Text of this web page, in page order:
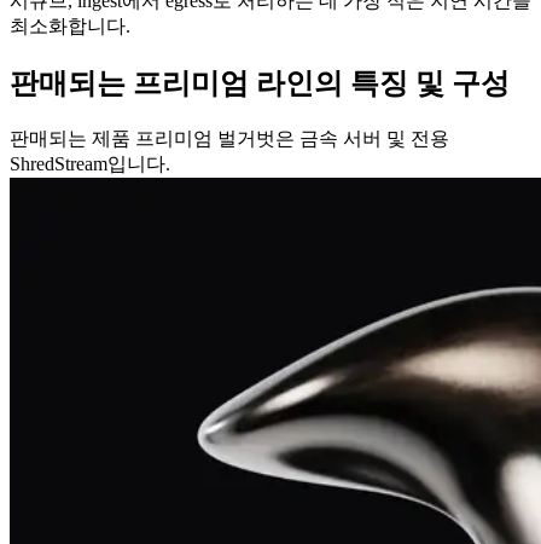
최소화합니다.
판매되는 프리미엄 라인의 특징 및 구성
판매되는 제품 프리미엄 벌거벗은 금속 서버 및 전용
ShredStream입니다.